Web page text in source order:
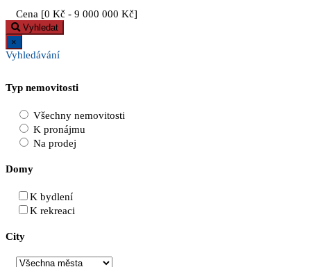
Cena [0 Kč - 9 000 000 Kč]
Vyhledat
×
Vyhledávání
Typ nemovitosti
Všechny nemovitosti
K pronájmu
Na prodej
Domy
K bydlení
K rekreaci
City